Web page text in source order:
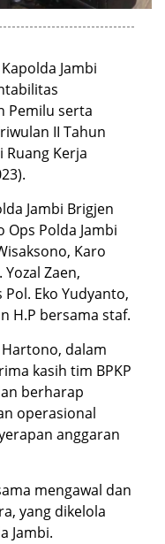
Jambi
Pemilu serta
II Tahun
Ruang Kerja
Jambi Brigjen
Ops Polda Jambi
Karo
Zaen,
Eko Yudyanto,
H.P bersama staf.
Hartono, dalam
kasih tim BPKP
berharap
operasional
anggaran
mengawal dan
yang dikelola
Jambi.